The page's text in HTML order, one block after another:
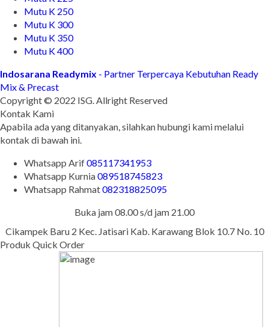
Mutu K 250
Mutu K 300
Mutu K 350
Mutu K 400
Indosarana Readymix - Partner Terpercaya Kebutuhan Ready
Mix & Precast
Copyright © 2022 ISG. Allright Reserved
Kontak Kami
Apabila ada yang ditanyakan, silahkan hubungi kami melalui
kontak di bawah ini.
Whatsapp Arif085117341953
Whatsapp Kurnia089518745823
Whatsapp Rahmat082318825095
Buka jam 08.00 s/d jam 21.00
Cikampek Baru 2 Kec. Jatisari Kab. Karawang Blok 10.7 No. 10
Produk Quick Order